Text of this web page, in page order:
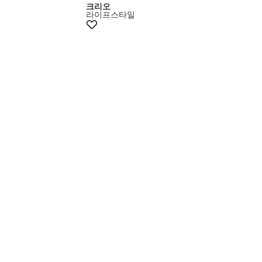
크리오
라이프스타일